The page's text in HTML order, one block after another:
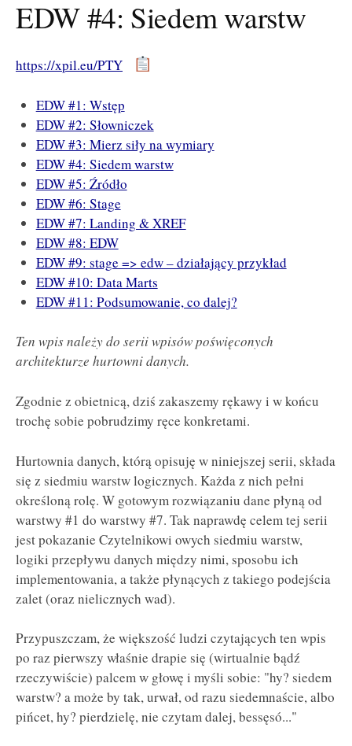
EDW #4: Siedem warstw
https://xpil.eu/PTY
EDW #1: Wstęp
EDW #2: Słowniczek
EDW #3: Mierz siły na wymiary
EDW #4: Siedem warstw
EDW #5: Źródło
EDW #6: Stage
EDW #7: Landing & XREF
EDW #8: EDW
EDW #9: stage => edw – działający przykład
EDW #10: Data Marts
EDW #11: Podsumowanie, co dalej?
Ten wpis należy do serii wpisów poświęconych
architekturze hurtowni danych.
Zgodnie z obietnicą, dziś zakaszemy rękawy i w końcu
trochę sobie pobrudzimy ręce konkretami.
Hurtownia danych, którą opisuję w niniejszej serii, składa
się z siedmiu warstw logicznych. Każda z nich pełni
określoną rolę. W gotowym rozwiązaniu dane płyną od
warstwy #1 do warstwy #7. Tak naprawdę celem tej serii
jest pokazanie Czytelnikowi owych siedmiu warstw,
logiki przepływu danych między nimi, sposobu ich
implementowania, a także płynących z takiego podejścia
zalet (oraz nielicznych wad).
Przypuszczam, że większość ludzi czytających ten wpis
po raz pierwszy właśnie drapie się (wirtualnie bądź
rzeczywiście) palcem w głowę i myśli sobie: "hy? siedem
warstw? a może by tak, urwał, od razu siedemnaście, albo
pińcet, hy? pierdzielę, nie czytam dalej, bessęsó..."